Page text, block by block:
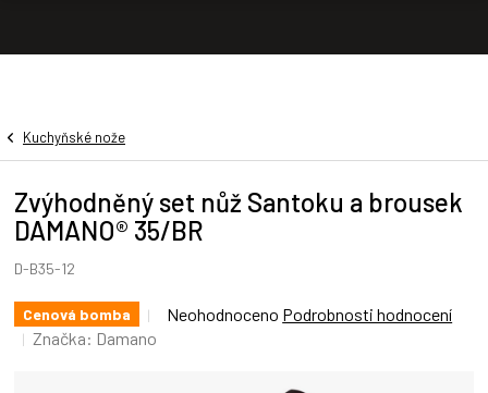
Kuchyňské nože
Zvýhodněný set nůž Santoku a brousek
DAMANO® 35/BR
D-B35-12
Cenová bomba
Průměrné
Neohodnoceno Podrobnosti hodnocení
Značka: Damano